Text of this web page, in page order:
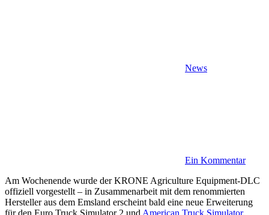
News
Ein Kommentar
Am Wochenende wurde der KRONE Agriculture Equipment-DLC
offiziell vorgestellt – in Zusammenarbeit mit dem renommierten
Hersteller aus dem Emsland erscheint bald eine neue Erweiterung